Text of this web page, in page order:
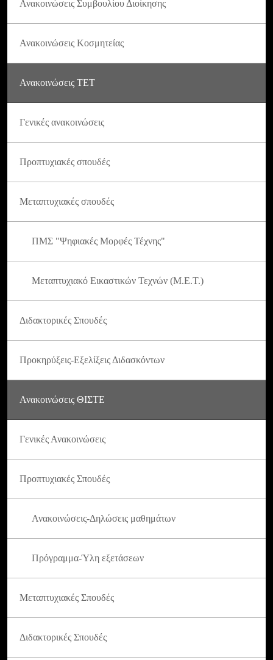
Ανακοινώσεις Συμβουλίου Διοίκησης
Ανακοινώσεις Κοσμητείας
Ανακοινώσεις ΤΕΤ
Γενικές ανακοινώσεις
Προπτυχιακές σπουδές
Μεταπτυχιακές σπουδές
ΠΜΣ "Ψηφιακές Μορφές Τέχνης"
Μεταπτυχιακό Εικαστικών Τεχνών (Μ.Ε.Τ.)
Διδακτορικές Σπουδές
Προκηρύξεις-Εξελίξεις Διδασκόντων
Ανακοινώσεις ΘΙΣΤΕ
Γενικές Ανακοινώσεις
Προπτυχιακές Σπουδές
Ανακοινώσεις-Δηλώσεις μαθημάτων
Πρόγραμμα-Ύλη εξετάσεων
Μεταπτυχιακές Σπουδές
Διδακτορικές Σπουδές